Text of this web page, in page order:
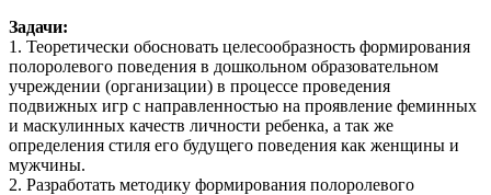
Задачи:
1. Теоретически обосновать целесообразность формирования
полоролевого поведения в дошкольном образовательном
учреждении (организации) в процессе проведения
подвижных игр с направленностью на проявление феминных
и маскулинных качеств личности ребенка, а так же
определения стиля его будущего поведения как женщины и
мужчины.
2. Разработать методику формирования полоролевого